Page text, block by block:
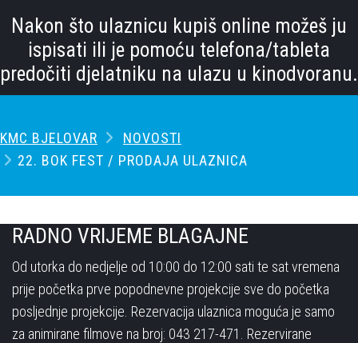
Nakon što ulaznicu kupiš online možeš ju
ispisati ili je pomoću telefona/tableta
predočiti djelatniku na ulazu u kinodvoranu.
KMC BJELOVAR
NOVOSTI
22. BOK FEST / PRODAJA ULAZNICA
RADNO VRIJEME BLAGAJNE
Od utorka do nedjelje od 10:00 do 12:00 sati te sat vremena
prije početka prve popodnevne projekcije sve do početka
posljednje projekcije. Rezervacija ulaznica moguća je samo
za animirane filmove na broj: 043 217-471. Rezervirane